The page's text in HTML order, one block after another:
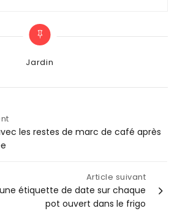
Categories
Jardin
les restes de marc de café après
Article suivant
étiquette de date sur chaque
pot ouvert dans le frigo